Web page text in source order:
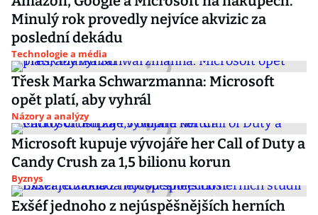
Minulý rok provedly nejvíce akvizic za
poslední dekádu
Technologie a média
Třesk Marka Schwarzmanna: Microsoft
opět platí, aby vyhrál
Názory a analýzy
Microsoft kupuje vývojáře her Call of Duty a
Candy Crush za 1,5 bilionu korun
Byznys
Exšéf jednoho z nejúspěšnějších herních